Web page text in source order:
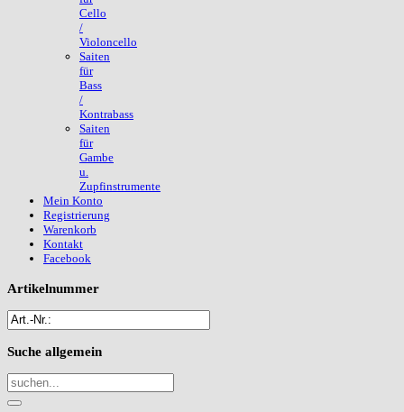
Cello
/
Violoncello
Saiten
für
Bass
/
Kontrabass
Saiten
für
Gambe
u.
Zupfinstrumente
Mein Konto
Registrierung
Warenkorb
Kontakt
Facebook
Artikelnummer
Suche allgemein